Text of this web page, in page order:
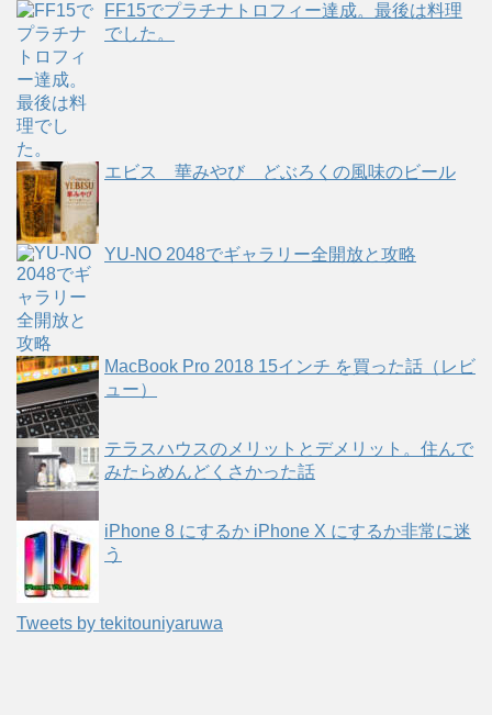
FF15でプラチナトロフィー達成。最後は料理
でした。
エビス 華みやび どぶろくの風味のビール
YU-NO 2048でギャラリー全開放と攻略
MacBook Pro 2018 15インチ を買った話（レビ
ュー）
テラスハウスのメリットとデメリット。住んで
みたらめんどくさかった話
iPhone 8 にするか iPhone X にするか非常に迷
う
Tweets by tekitouniyaruwa